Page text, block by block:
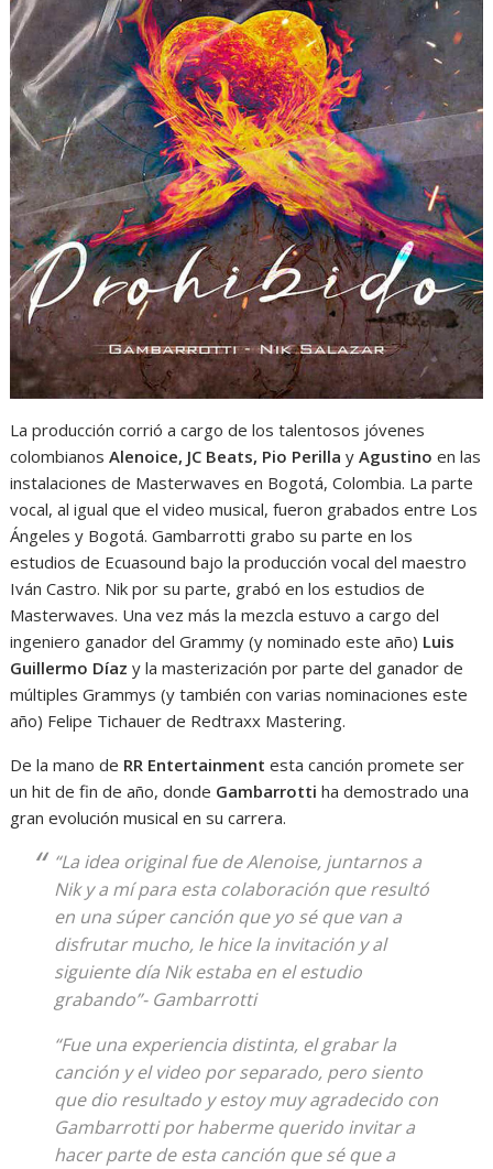
La producción corrió a cargo de los talentosos jóvenes
colombianosAlenoice, JC Beats, Pio Perilla yAgustino en las
instalaciones de Masterwaves en Bogotá, Colombia. La parte
vocal, al igual que el video musical, fueron grabados entre Los
Ángeles y Bogotá. Gambarrotti grabo su parte en los
estudios de Ecuasound bajo la producción vocal del maestro
Iván Castro. Nik por su parte, grabó en los estudios de
Masterwaves. Una vez más la mezcla estuvo a cargo del
ingeniero ganador del Grammy (y nominado este año) Luis
Guillermo Díaz y la masterización por parte del ganador de
múltiples Grammys (y también con varias nominaciones este
año) Felipe Tichauer de Redtraxx Mastering.
De la mano de RR Entertainment esta canción promete ser
un hit de fin de año, donde Gambarrotti ha demostrado una
gran evolución musical en su carrera.
“La idea original fue de Alenoise, juntarnos a
Nik y a mí para esta colaboración que resultó
en una súper canción que yo sé que van a
disfrutar mucho, le hice la invitación y al
siguiente día Nik estaba en el estudio
grabando”- Gambarrotti
“Fue una experiencia distinta, el grabar la
canción y el video por separado, pero siento
que dio resultado y estoy muy agradecido con
Gambarrotti por haberme querido invitar a
hacer parte de esta canción que sé que a